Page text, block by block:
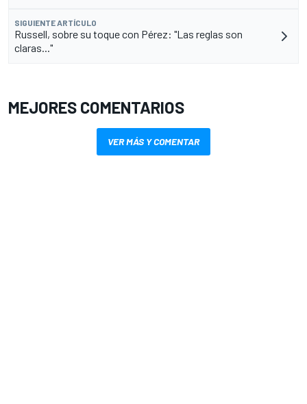
SIGUIENTE ARTÍCULO
Russell, sobre su toque con Pérez: "Las reglas son
claras..."
MEJORES COMENTARIOS
VER MÁS Y COMENTAR